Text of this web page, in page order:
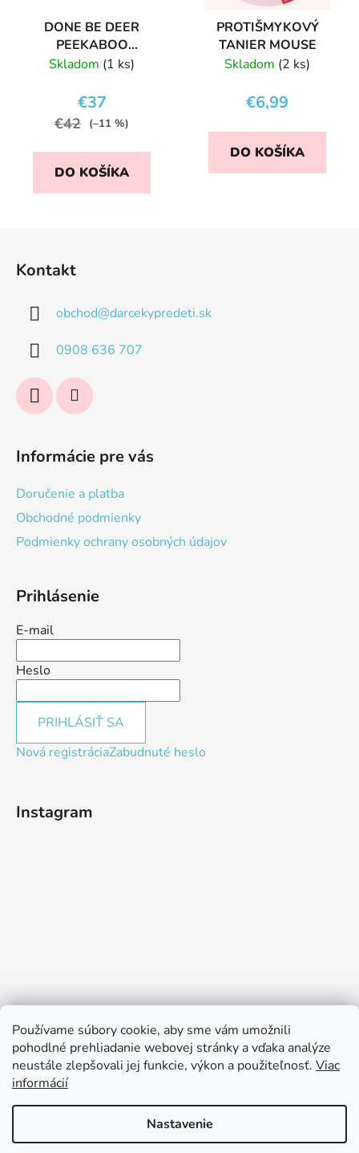
Používame súbory cookie, aby sme vám umožnili
pohodlné prehliadanie webovej stránky a vďaka analýze
neustále zlepšovali jej funkcie, výkon a použiteľnosť. Viac
informácií
Nastavenie
DONE BE DEER
PEEKABOO
SILIKÓNOVÝ
PINK
Skladom (1 ks)
€37
€42 (–11 %)
DO KOŠÍKA
PROTIŠMYKOVÝ
TANIER MOUSE
Skladom (2 ks)
€6,99
DO KOŠÍKA
Kontakt
obchod@darcekypredeti.sk
0908 636 707
Informácie pre vás
Doručenie a platba
Obchodné podmienky
Podmienky ochrany osobných údajov
Prihlásenie
E-mail
Heslo
PRIHLÁSIŤ SA
Nová registráciaZabudnuté heslo
Instagram
Vytvoril Shoptet